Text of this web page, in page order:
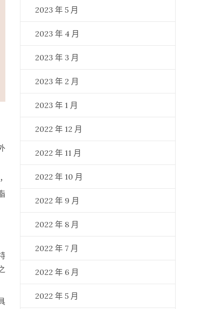
2023 年 5 月
2023 年 4 月
2023 年 3 月
2023 年 2 月
2023 年 1 月
2022 年 12 月
2022 年 11 月
2022 年 10 月
2022 年 9 月
2022 年 8 月
2022 年 7 月
2022 年 6 月
2022 年 5 月